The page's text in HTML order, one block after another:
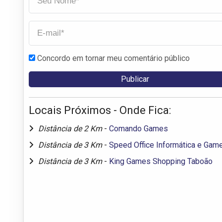
Concordo em tornar meu comentário público
Locais Próximos - Onde Fica:
Distância de 2 Km - Comando Games
Distância de 3 Km - Speed Office Informática e
Distância de 3 Km - King Games Shopping Taboão